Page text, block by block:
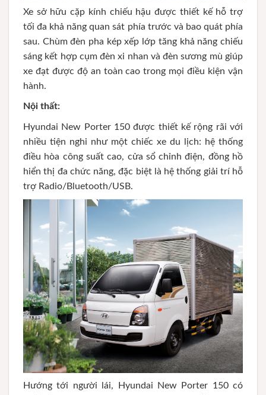
Xe sở hữu cặp kính chiếu hậu được thiết kế hỗ trợ
tối đa khả năng quan sát phía trước và bao quát phía
sau. Chùm đèn pha kép xếp lớp tăng khả năng chiếu
sáng kết hợp cụm đèn xi nhan và đèn sương mù giúp
xe đạt được độ an toàn cao trong mọi điều kiện vận
hành.
Nội thất:
Hyundai New Porter 150 được thiết kế rộng rãi với
nhiều tiện nghi như một chiếc xe du lịch: hệ thống
điều hòa công suất cao, cửa sổ chỉnh điện, đồng hồ
hiển thị đa chức năng, đặc biệt là hệ thống giải trí hỗ
trợ Radio/Bluetooth/USB.
Hướng tới người lái, Hyundai New Porter 150 có